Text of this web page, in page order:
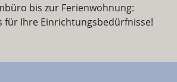
bis zur Ferienwohnung:
für Ihre Einrichtungsbedürfnisse!